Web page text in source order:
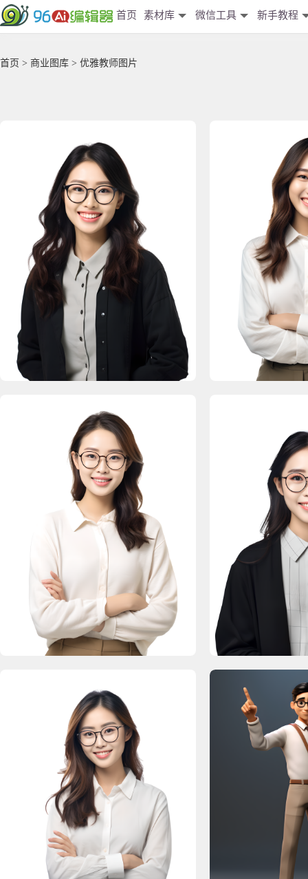
首页 素材库 微信工具 新手教程
首页 > 商业图库 > 优雅教师图片